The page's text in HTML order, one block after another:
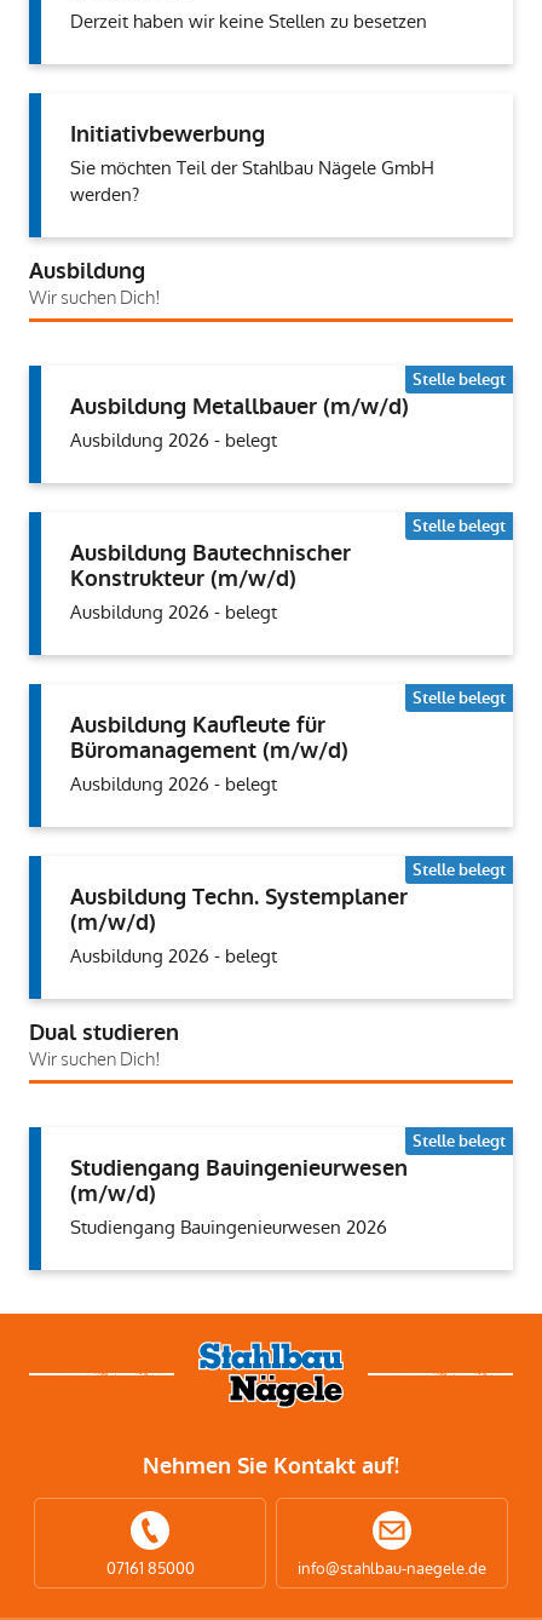
Derzeit haben wir keine Stellen zu besetzen
Initiativbewerbung
Sie möchten Teil der Stahlbau Nägele GmbH
werden?
Ausbildung
Wir suchen Dich!
Ausbildung Metallbauer (m/w/d)
Ausbildung 2026 - belegt
Stelle belegt
Ausbildung Bautechnischer
Konstrukteur (m/w/d)
Ausbildung 2026 - belegt
Stelle belegt
Ausbildung Kaufleute für
Büromanagement (m/w/d)
Ausbildung 2026 - belegt
Stelle belegt
Ausbildung Techn. Systemplaner
(m/w/d)
Ausbildung 2026 - belegt
Stelle belegt
Dual studieren
Wir suchen Dich!
Studiengang Bauingenieurwesen
(m/w/d)
Studiengang Bauingenieurwesen 2026
Stelle belegt
Nehmen Sie Kontakt auf!
07161 85000 info@stahlbau-naegele.de